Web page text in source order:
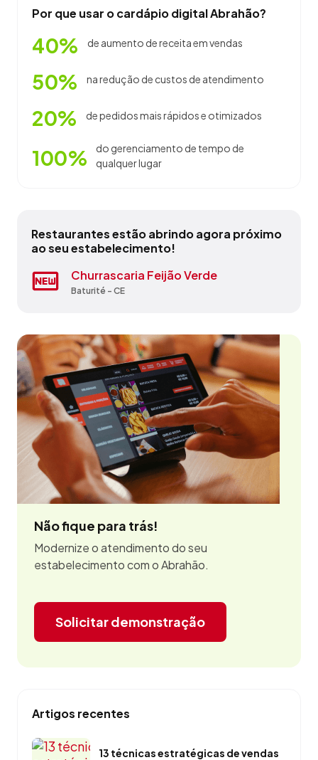
Por que usar o cardápio digital Abrahão?
40% de aumento de receita em vendas
50% na redução de custos de atendimento
20% de pedidos mais rápidos e otimizados
100%
do gerenciamento de tempo de
qualquer lugar
Restaurantes estão abrindo agora próximo
ao seu estabelecimento!
China In Box
Fortaleza - CE
Churrascaria Feijão Verde
Baturité - CE
Crocobeach
Fortaleza - CE
Esquina Do Barto
Jaguaribe - CE
Oui Bistro
Fortaleza - CE
Pizzaria Pizzaiolo
Fortaleza - CE
Pousada Gruta
Ubajara - CE
Restaurante Alexandre
Jijoca de Jericoacoara - CE
Ristorant E Pizzeria Leonardo Da Vinci
/camila Suites
Society Grill
Fortaleza - CE
Não fique para trás!
Modernize o atendimento do seu
estabelecimento com o Abrahão.
Solicitar demonstração
Artigos recentes
13 técnicas estratégicas de vendas